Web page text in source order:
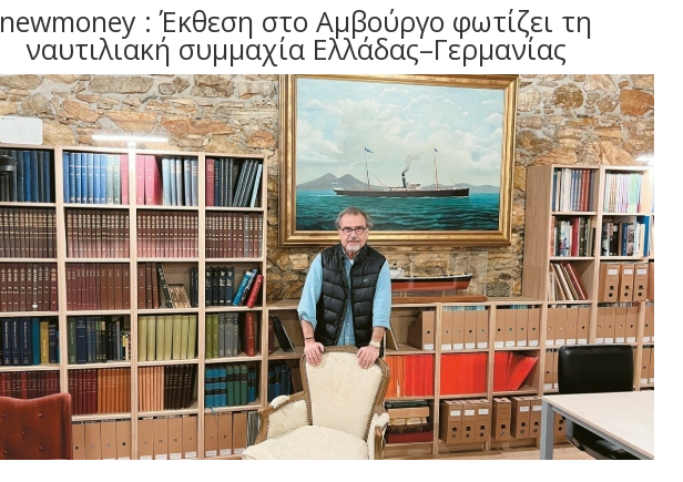
newmoney : Έκθεση στο Αμβούργο φωτίζει τη
ναυτιλιακή συμμαχία Ελλάδας–Γερμανίας